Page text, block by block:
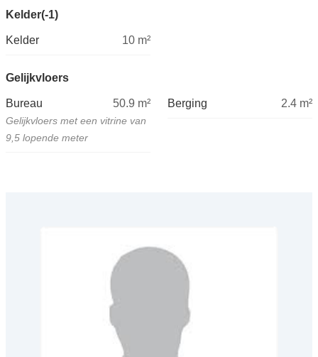
Kelder(-1)
Kelder 10 m²
Gelijkvloers
Bureau 50.9 m²
Gelijkvloers met een vitrine van
9,5 lopende meter
Berging 2.4 m²